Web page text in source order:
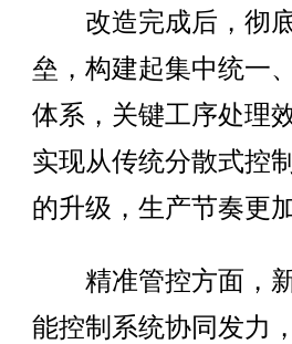
改造完成后，彻底
垒，构建起集中统一
体系，关键工序处理
实现从传统分散式控
的升级，生产节奏更
精准管控方面，新
能控制系统协同发力